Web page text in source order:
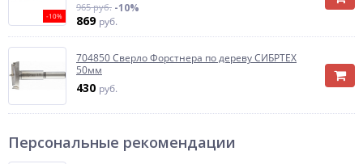
-10%
965 руб. -10%
869 руб.
704850 Сверло Форстнера по дереву СИБРТЕХ
50мм
430 руб.
Персональные рекомендации